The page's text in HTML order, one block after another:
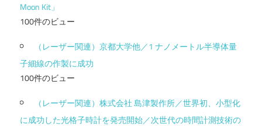
Moon Kit」
100件のビュー
（レーザー関連）京都大学他／1 ナノメートル半導体量
子細線の作製に成功
100件のビュー
（レーザー関連）株式会社 島津製作所／世界初、小型化
に成功した光格子時計を発売開始／次世代の時間計測技術の